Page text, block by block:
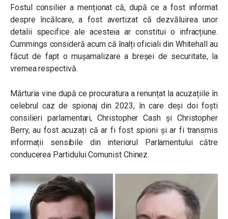
Fostul consilier a menționat că, după ce a fost informat
despre încălcare, a fost avertizat că dezvăluirea unor
detalii specifice ale acesteia ar constitui o infracțiune.
Cummings consideră acum că înalți oficiali din Whitehall au
făcut de fapt o mușamalizare a breșei de securitate, la
vremea respectivă.
Mărturia vine după ce procuratura a renunțat la acuzațiile în
celebrul caz de spionaj din 2023, în care deși doi foști
consilieri parlamentari, Christopher Cash și Christopher
Berry, au fost acuzați că ar fi fost spioni și ar fi transmis
informații sensibile din interiorul Parlamentului către
conducerea Partidului Comunist Chinez.